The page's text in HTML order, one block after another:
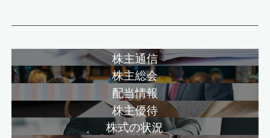
株主通信
株主総会
配当情報
株主優待
株式の状況